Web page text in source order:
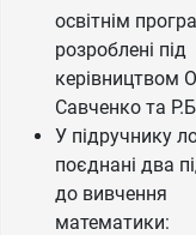
освітнім
розроблені під
керівництвом
Савченко та
У підручнику
поєднані два
до вивчення
математики: